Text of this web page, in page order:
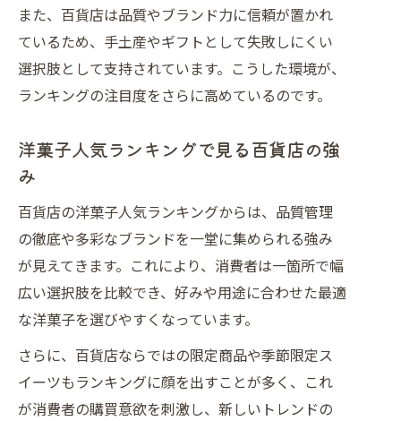
また、百貨店は品質やブランド力に信頼が置かれ
ているため、手土産やギフトとして失敗しにくい
選択肢として支持されています。こうした環境が、
ランキングの注目度をさらに高めているのです。
洋菓子人気ランキングで見る百貨店の強
み
百貨店の洋菓子人気ランキングからは、品質管理
の徹底や多彩なブランドを一堂に集められる強み
が見えてきます。これにより、消費者は一箇所で幅
広い選択肢を比較でき、好みや用途に合わせた最適
な洋菓子を選びやすくなっています。
さらに、百貨店ならではの限定商品や季節限定ス
イーツもランキングに顔を出すことが多く、これ
が消費者の購買意欲を刺激し、新しいトレンドの